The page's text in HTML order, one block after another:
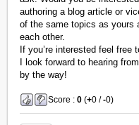
authoring a blog article or
of the same topics as yours
each other.
If you’re interested feel free
I look forward to hearing
by the way!
Score :0 (+0 /-0)